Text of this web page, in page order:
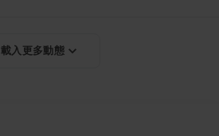
載入更多動態